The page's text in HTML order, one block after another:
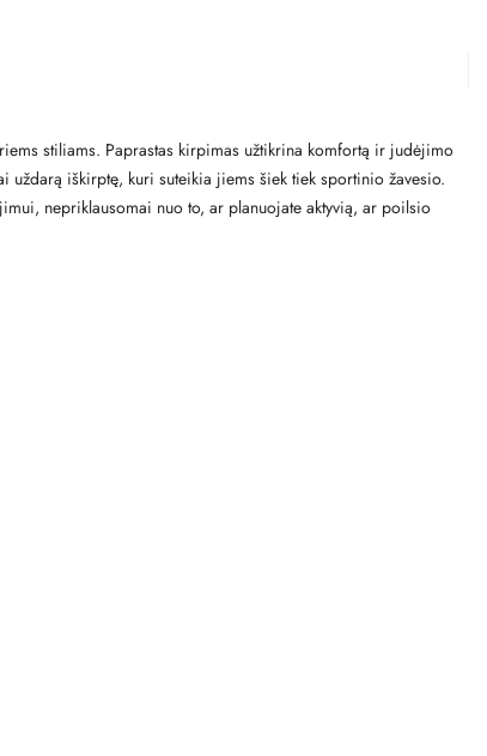
stiliams. Paprastas kirpimas užtikrina komfortą ir judėjimo
uždarą iškirptę, kuri suteikia jiems šiek tiek sportinio žavesio.
nepriklausomai nuo to, ar planuojate aktyvią, ar poilsio